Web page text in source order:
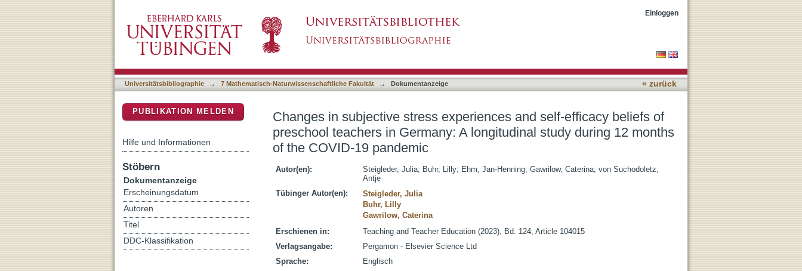
Germany: A longitudinal study during 12 months of the COVID-19 pandemic
Einloggen
Universitätsbibliographie → 7 Mathematisch-Naturwissenschaftliche Fakultät → Dokumentanzeige « zurück
Changes in subjective stress experiences and self-efficacy beliefs of
preschool teachers in Germany: A longitudinal study during 12 months
of the COVID-19 pandemic
Autor(en): Steigleder, Julia; Buhr, Lilly; Ehm, Jan-Henning; Gawrilow, Caterina; von Suchodoletz,
Antje
Tübinger Autor(en):
Steigleder, Julia
Buhr, Lilly
Gawrilow, Caterina
Erschienen in:
Teaching and Teacher Education (2023), Bd. 124, Article 104015
Verlagsangabe:
Pergamon - Elsevier Science Ltd
Sprache:
Englisch
PUBLIKATION MELDEN
Hilfe und Informationen
Stöbern
Dokumentanzeige
Erscheinungsdatum
Autoren
Titel
DDC-Klassifikation